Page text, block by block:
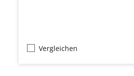
Vergleichen